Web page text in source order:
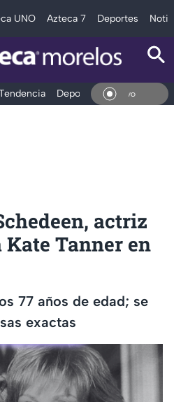
UNO Azteca 7 Deportes
Deportes Espectáculos
En
actriz
Tanner en
77 años de edad; se
exactas